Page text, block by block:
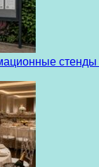
стенды